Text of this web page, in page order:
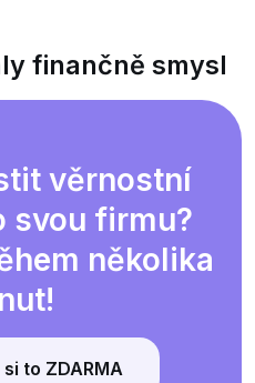
finančně smysl
věrnostní
svou firmu?
několika
to ZDARMA